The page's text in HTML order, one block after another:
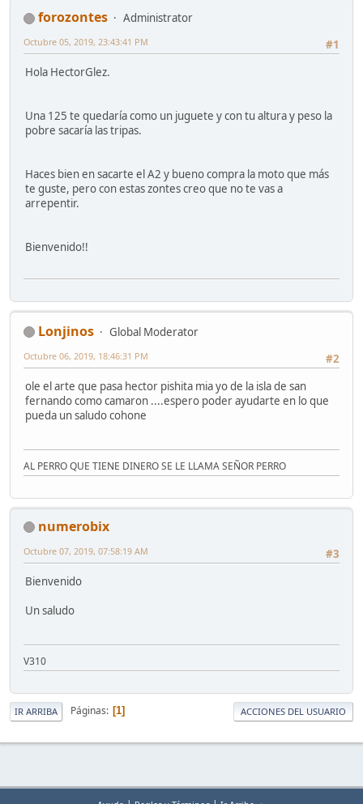
forozontes
Administrator
#1
Octubre 05, 2019, 23:43:41 PM
Hola HectorGlez.
Una 125 te quedaría como un juguete y con tu altura y peso la
pobre sacaría las tripas.
Haces bien en sacarte el A2 y bueno compra la moto que más
te guste, pero con estas zontes creo que no te vas a
arrepentir.
Bienvenido!!
Lonjinos
Global Moderator
#2
Octubre 06, 2019, 18:46:31 PM
ole el arte que pasa hector pishita mia yo de la isla de san
fernando como camaron ....espero poder ayudarte en lo que
pueda un saludo cohone
AL PERRO QUE TIENE DINERO SE LE LLAMA SEÑOR PERRO
numerobix
#3
Octubre 07, 2019, 07:58:19 AM
Bienvenido
Un saludo
V310
IR ARRIBA Páginas 1 ACCIONES DEL USUARIO